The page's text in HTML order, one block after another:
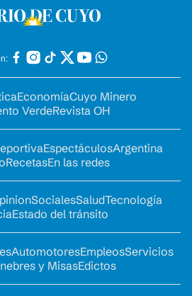
EconomíaCuyo Minero
VerdeRevista OH
EspectáculosArgentina
RecetasEn las redes
SocialesSaludTecnología
Estado del tránsito
AutomotoresEmpleosServicios
y MisasEdictos